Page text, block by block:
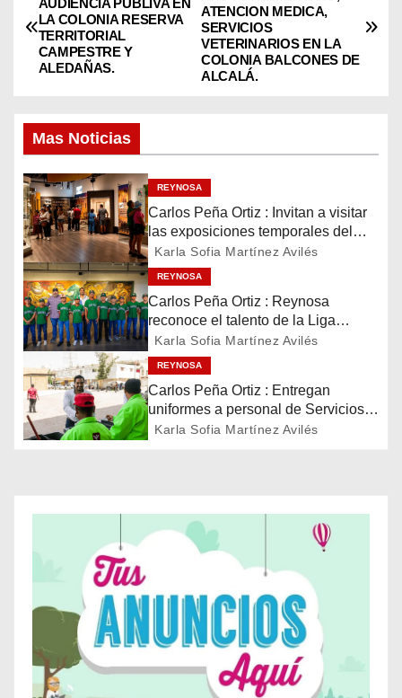
a
g
a
c
i
ó
n
d
e
e
a
ATENCION MEDICA,
SERVICIOS
VETERINARIOS EN LA
COLONIA BALCONES DE
ALCALÁ.
LA COLONIA RESERVA
TERRITORIAL
CAMPESTRE Y
ALEDAÑAS.
Mas Noticias
REYNOSA
Carlos Peña Ortiz : Invitan a visitar
las exposiciones temporales del
Museo del Ferrocarril Reynosa
Karla Sofia Martínez Avilés
REYNOSA
Carlos Peña Ortiz : Reynosa
reconoce el talento de la Liga
Treviño Kelly, subcampeona
latinoamericana
Karla Sofia Martínez Avilés
REYNOSA
Carlos Peña Ortiz : Entregan
uniformes a personal de Servicios
Públicos de Reynosa
Karla Sofia Martínez Avilés